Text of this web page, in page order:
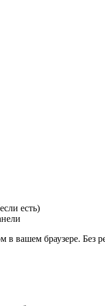
есть)
вашем браузере. Без